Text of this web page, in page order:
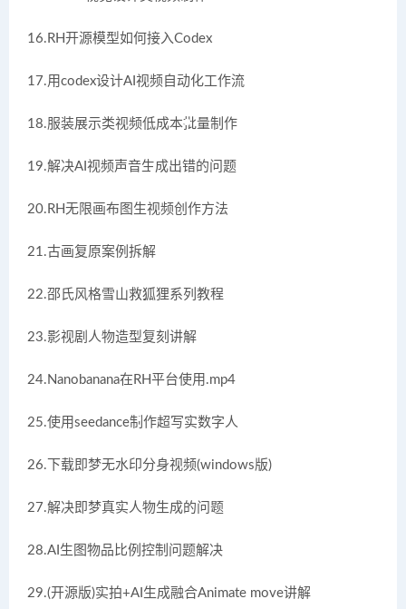
16.RH开源模型如何接入Codex
17.用codex设计AI视频自动化工作流
18.服装展示类视频低成本批量制作
19.解决AI视频声音生成出错的问题
20.RH无限画布图生视频创作方法
21.古画复原案例拆解
22.邵氏风格雪山救狐狸系列教程
23.影视剧人物造型复刻讲解
24.Nanobanana在RH平台使用.mp4
25.使用seedance制作超写实数字人
26.下载即梦无水印分身视频(windows版)
27.解决即梦真实人物生成的问题
28.AI生图物品比例控制问题解决
29.(开源版)实拍+AI生成融合Animate move讲解